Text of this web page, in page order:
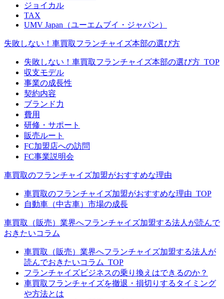
ジョイカル
TAX
UMV Japan（ユーエムブイ・ジャパン）
失敗しない！車買取フランチャイズ本部の選び方
失敗しない！車買取フランチャイズ本部の選び方_TOP
収支モデル
事業の成長性
契約内容
ブランド力
費用
研修・サポート
販売ルート
FC加盟店への訪問
FC事業説明会
車買取のフランチャイズ加盟がおすすめな理由
車買取のフランチャイズ加盟がおすすめな理由_TOP
自動車（中古車）市場の成長
車買取（販売）業界へフランチャイズ加盟する法人が読んで
おきたいコラム
車買取（販売）業界へフランチャイズ加盟する法人が
読んでおきたいコラム_TOP
フランチャイズビジネスの乗り換えはできるのか？
車買取フランチャイズを撤退・損切りするタイミング
や方法とは